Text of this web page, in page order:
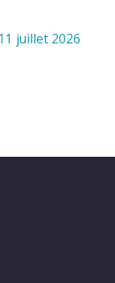
juillet 2026